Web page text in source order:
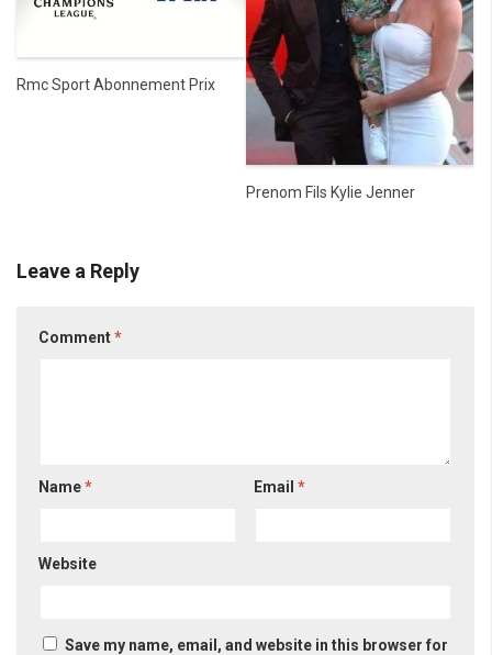
Rmc Sport Abonnement Prix
Prenom Fils Kylie Jenner
Leave a Reply
Comment*
Name* Email*
Website
Save my name, email, and website in this browser for